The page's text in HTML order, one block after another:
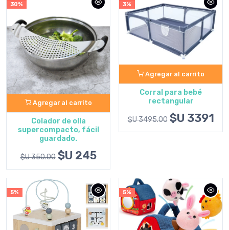
30%
Agregar al carrito
Colador de olla
supercompacto, fácil
guardado.
$U 350.00 $U 245
3%
Agregar al carrito
Corral para bebé
rectangular
$U 3495.00 $U 3391
5% 5%